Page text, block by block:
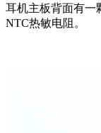
耳机主板背面有一
NTC热敏电阻。